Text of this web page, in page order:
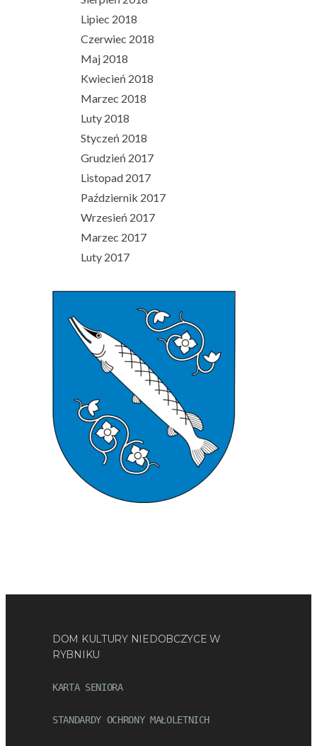
Lipiec 2018
Czerwiec 2018
Maj 2018
Kwiecień 2018
Marzec 2018
Luty 2018
Styczeń 2018
Grudzień 2017
Listopad 2017
Październik 2017
Wrzesień 2017
Marzec 2017
Luty 2017
DOM KULTURY NIEDOBCZYCE W
RYBNIKU
KARTA SENIORA
STANDARDY OCHRONY MAŁOLETNICH